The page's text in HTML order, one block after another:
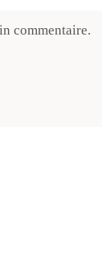
commentaire.